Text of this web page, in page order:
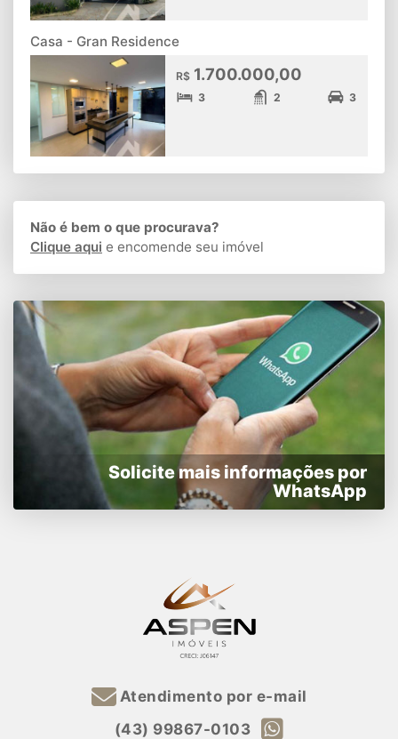
Casa - Gran Residence
R$ 1.700.000,00
3 2 3
Não é bem o que procurava?
Clique aqui e encomende seu imóvel
Solicite mais informações por
WhatsApp
Atendimento por e-mail
(43) 99867-0103